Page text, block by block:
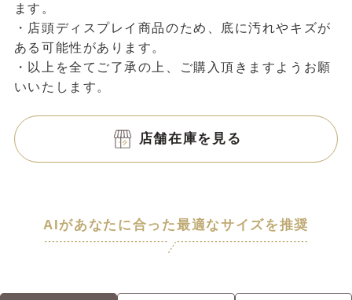
ます。
・店頭ディスプレイ商品のため、底に汚れやキズが
ある可能性があります。
・以上を全てご了承の上、ご購入頂きますようお願
いいたします。
店舗在庫を見る
AIがあなたに合った最適なサイズを推奨